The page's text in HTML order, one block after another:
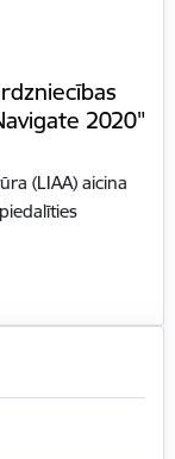
2020"
(LIAA) aicina